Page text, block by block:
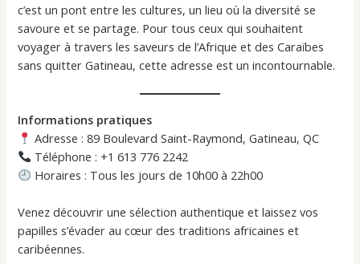
c’est un pont entre les cultures, un lieu où la diversité se
savoure et se partage. Pour tous ceux qui souhaitent
voyager à travers les saveurs de l’Afrique et des Caraïbes
sans quitter Gatineau, cette adresse est un incontournable.
Informations pratiques
Adresse : 89 Boulevard Saint-Raymond, Gatineau, QC
Téléphone : +1 613 776 2242
Horaires : Tous les jours de 10h00 à 22h00
Venez découvrir une sélection authentique et laissez vos
papilles s’évader au cœur des traditions africaines et
caribéennes.